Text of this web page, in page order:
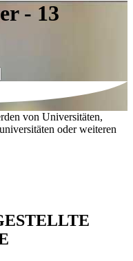
- 13
von Universitäten,
oder weiteren